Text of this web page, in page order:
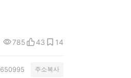
785 43 14
주소복사